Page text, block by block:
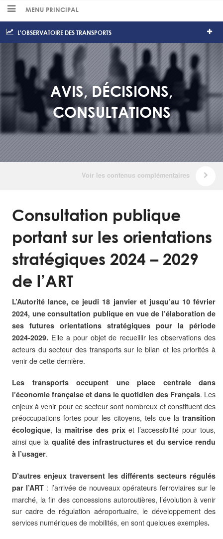
MENU PRINCIPAL
L'OBSERVATOIRE DES TRANSPORTS
AVIS, DÉCISIONS,
CONSULTATIONS
Consultation publique
portant sur les orientations
stratégiques 2024 – 2029
de l’ART
L’Autorité lance,ce jeudi 18 janvier et jusqu’au 10 février
2024, une consultation publique en vue de l’élaboration de
ses futures orientations stratégiques pour la période
2024‑2029. Elle a pour objet de recueillir les observations des
acteurs du secteur des transports sur le bilan et les priorités à
venir de cette dernière.
Les transports occupent une place centrale dans
l’économie française et dans le quotidien des Français. Les
enjeux à venir pour ce secteur sont nombreux et constituent des
préoccupations fortes pour les citoyens, tels que la transition
écologique, la maîtrise des prixet l’accessibilité pour tous,
ainsi que la qualité des infrastructures et du service rendu
à l’usager.
D’autres enjeux traversent les différents secteurs régulés
par l’ART : l’arrivée de nouveaux opérateurs ferroviaires sur le
marché, la fin des concessions autoroutières, l’évolution à venir
sur cadre de régulation aéroportuaire, le développement des
services numériques de mobilités, en sont quelques exemples.